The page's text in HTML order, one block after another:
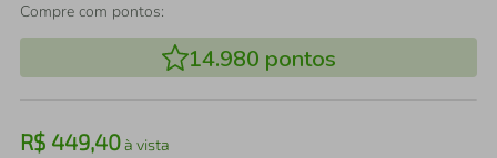
Compre com pontos:
14.980 pontos
R$ 449,40à vista